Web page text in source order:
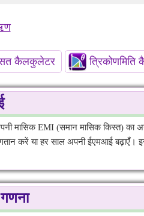
कैलकुलेटर
मासिक EMI (समान मासिक किस्त)
करें या हर साल अपनी ईएमआई बढ़ाएँ।